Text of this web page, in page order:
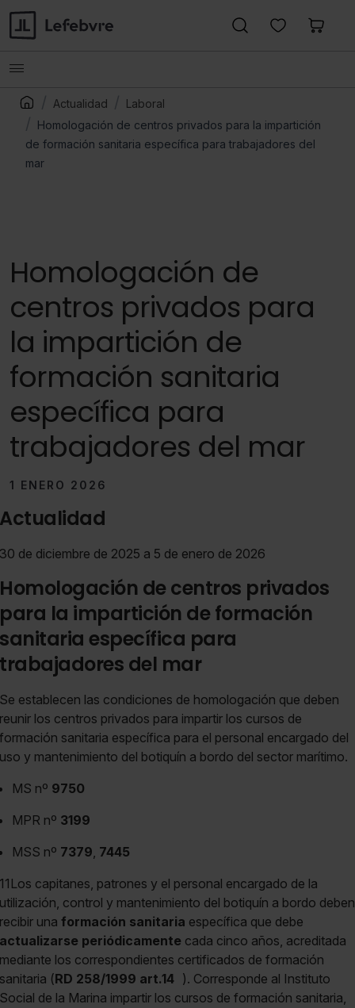
Actualidad
Laboral
Homologación de centros privados para la impartición
de formación sanitaria específica para trabajadores del
mar
Homologación de
centros privados para
la impartición de
formación sanitaria
específica para
trabajadores del mar
1 ENERO 2026
Actualidad
30 de diciembre de 2025 a 5 de enero de 2026
Homologación de centros privados
para la impartición de formación
sanitaria específica para
trabajadores del mar
Se establecen las condiciones de homologación que deben
reunir los centros privados para impartir los cursos de
formación sanitaria específica para el personal encargado del
uso y mantenimiento del botiquín a bordo del sector marítimo.
MS nº 9750
MPR nº 3199
MSS nº 7379, 7445
11Los capitanes, patrones y el personal encargado de la
utilización, control y mantenimiento del botiquín a bordo deben
recibir una formación sanitaria específica que debe
actualizarse periódicamente cada cinco años, acreditada
mediante los correspondientes certificados de formación
sanitaria (RD 258/1999 art.14 ). Corresponde al Instituto
Social de la Marina impartir los cursos de formación sanitaria,